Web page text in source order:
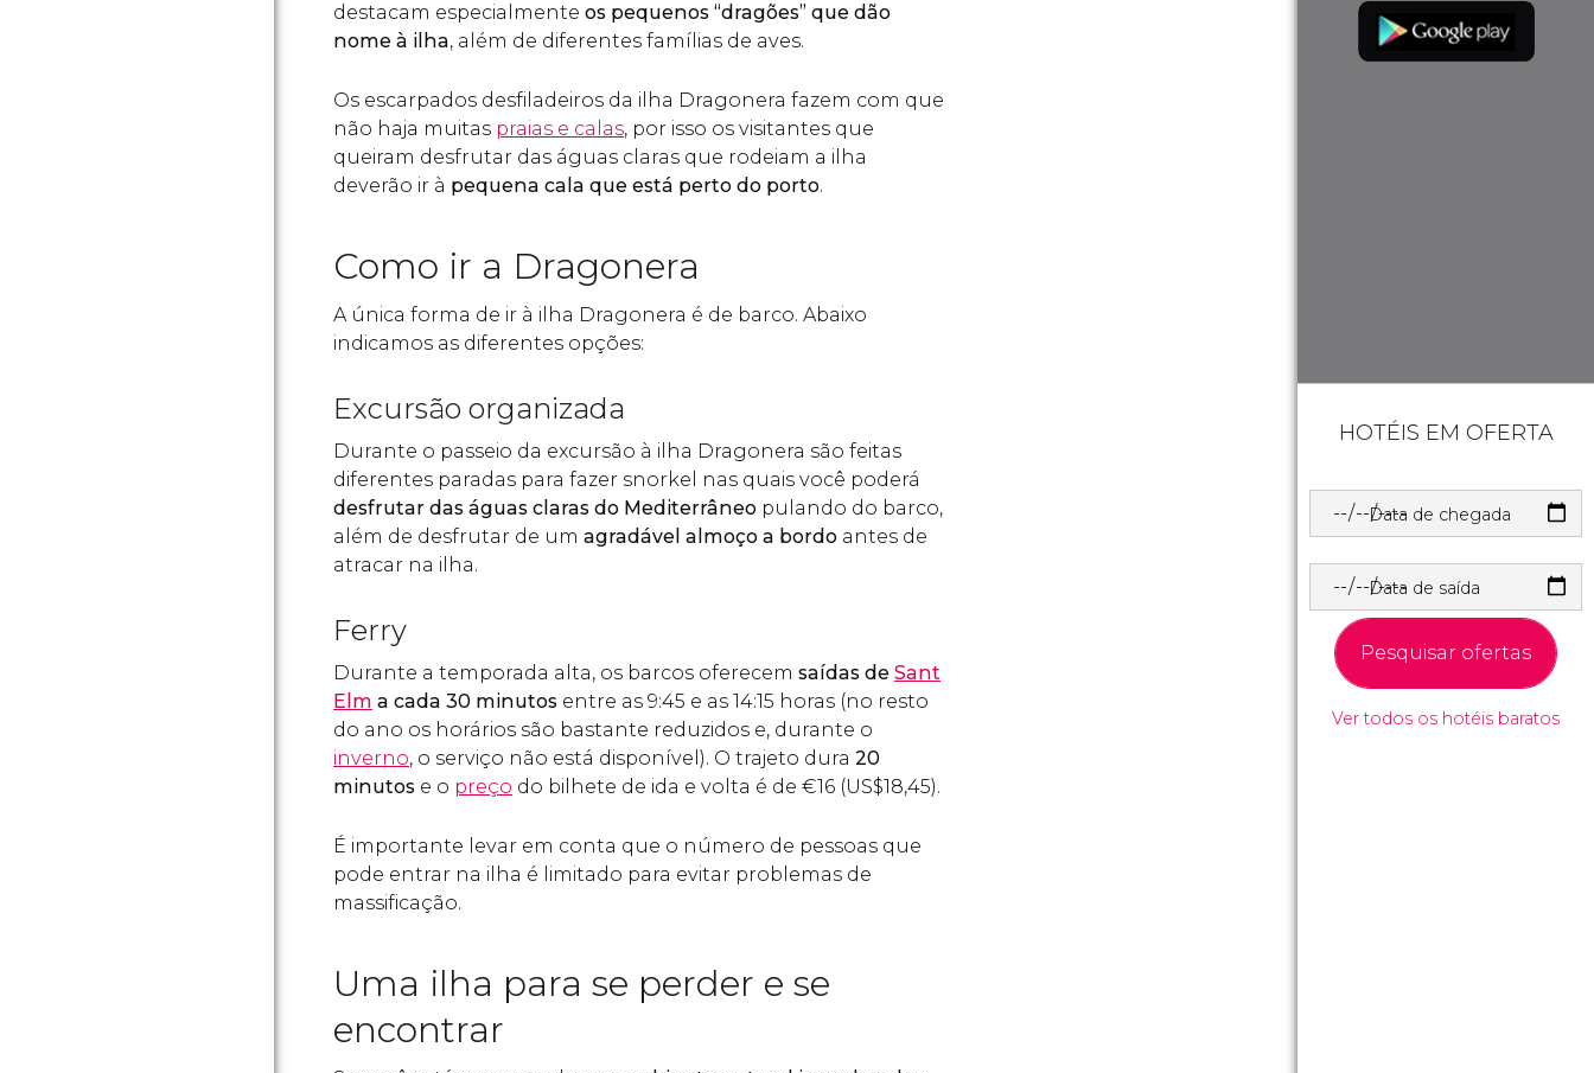
destacam especialmente os pequenos “dragões” que dão
nome à ilha, além de diferentes famílias de aves.
Os escarpados desfiladeiros da ilha Dragonera fazem com que
não haja muitas praias e calas, por isso os visitantes que
queiram desfrutar das águas claras que rodeiam a ilha
deverão ir à pequena cala que está perto do porto.
Como ir a Dragonera
A única forma de ir à ilha Dragonera é de barco. Abaixo
indicamos as diferentes opções:
Excursão organizada
Durante o passeio da excursão à ilha Dragonera são feitas
diferentes paradas para fazer snorkel nas quais você poderá
desfrutar das águas claras do Mediterrâneo pulando do barco,
além de desfrutar de um agradável almoço a bordo antes de
atracar na ilha.
Ferry
Durante a temporada alta, os barcos oferecem saídas de Sant
Elm a cada 30 minutos entre as 9:45 e as 14:15 horas (no resto
do ano os horários são bastante reduzidos e, durante o
inverno, o serviço não está disponível). O trajeto dura 20
minutos e o preço do bilhete de ida e volta é de €16 (US$18,45).
É importante levar em conta que o número de pessoas que
pode entrar na ilha é limitado para evitar problemas de
massificação.
Uma ilha para se perder e se
encontrar
HOTÉIS EM OFERTA
Data de chegada
Data de saída
Pesquisar ofertas
Ver todos os hotéis baratos